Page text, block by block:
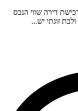
דירה שווי הנכס